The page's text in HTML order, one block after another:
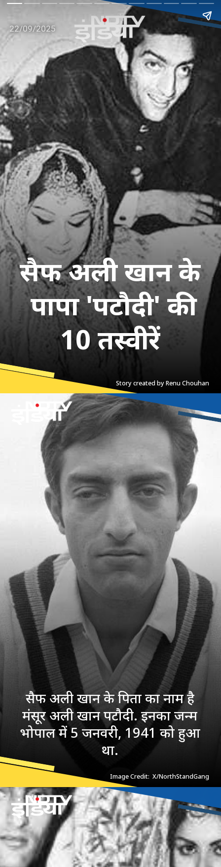
सैफ अली खान के
पापा 'पटौदी' की
10 तस्वीरें
Story created by Renu Chouhan
22/09/2025
सैफ अली खान के पिता का नाम है
मंसूर अली खान पटौदी. इनका जन्म
भोपाल में 5 जनवरी, 1941 को हुआ
था.
Image Credit: X/NorthStandGang